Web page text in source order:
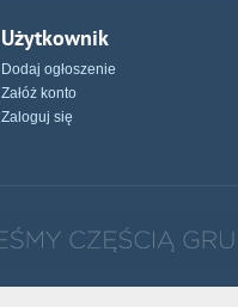
Użytkownik
Dodaj ogłoszenie
Załóż konto
Zaloguj się